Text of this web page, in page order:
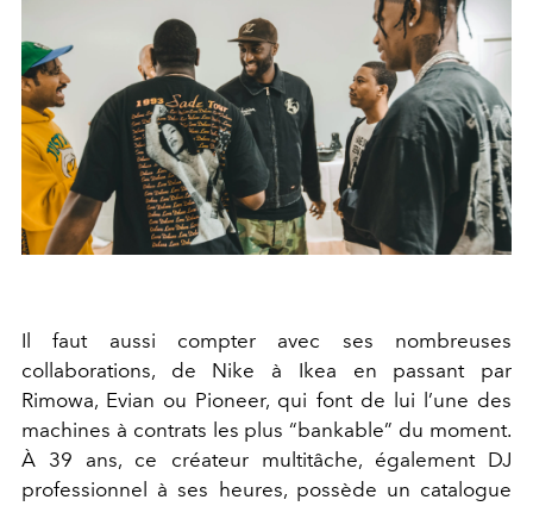
Il faut aussi compter avec ses nombreuses
collaborations, de Nike à Ikea en passant par
Rimowa, Evian ou Pioneer, qui font de lui l’une des
machines à contrats les plus “bankable” du moment.
À 39 ans, ce créateur multitâche, également DJ
professionnel à ses heures, possède un catalogue